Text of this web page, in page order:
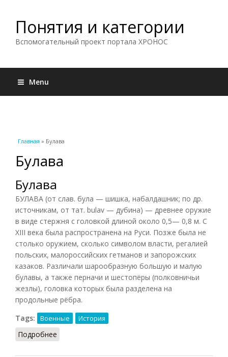
Понятия и категории
Вспомогательный проект портала ХРОНОС
Menu
Вы здесь
Главная » Булава
Булава
Булава
БУЛАВА (от слав. була — шишка, набалдашник; по др.
источникам, от тат. bulav — дубина) — древнее оружие
в виде стержня с головкой длиной около 0,5— 0,8 м. С
XIII века была распространена на Руси. Позже была не
столько оружием, сколько символом власти, регалией
польских, малороссийских гетманов и запорожских
казаков. Различали шарообразную большую и малую
булавы, а также перначи и шестопёры (полковничьи
жезлы), головка которых была разделена на
продольные рёбра.
Tags:
Военные История
Подробнее